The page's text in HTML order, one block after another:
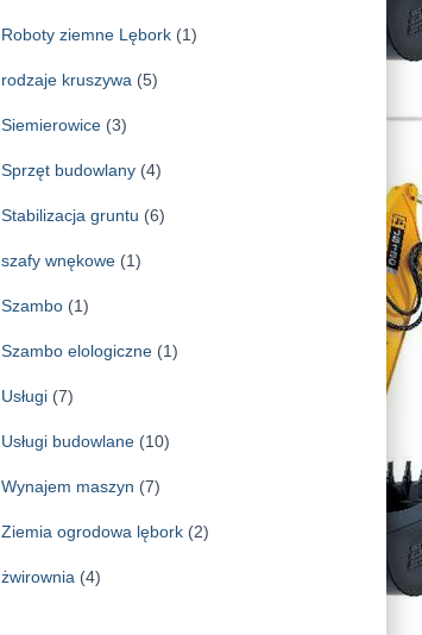
Roboty ziemne Lębork(1)
rodzaje kruszywa (5)
Siemierowice(3)
Sprzęt budowlany(4)
Stabilizacja gruntu (6)
szafy wnękowe(1)
Szambo(1)
Szambo elologiczne(1)
Usługi(7)
Usługi budowlane(10)
Wynajem maszyn (7)
Ziemia ogrodowa lębork(2)
żwirownia (4)